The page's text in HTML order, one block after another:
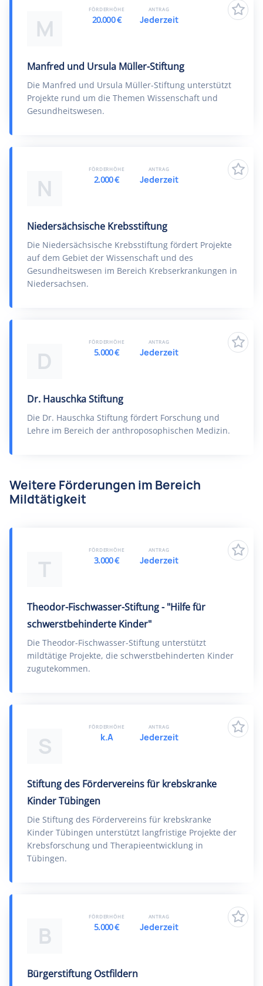
M
Manfred und Ursula Müller-Stiftung
Die Manfred und Ursula Müller-Stiftung unterstützt
Projekte rund um die Themen Wissenschaft und
Gesundheitswesen.
FÖRDERHÖHE
20.000 €
ANTRAG
Jederzeit
N
Niedersächsische Krebsstiftung
Die Niedersächsische Krebsstiftung fördert Projekte
auf dem Gebiet der Wissenschaft und des
Gesundheitswesen im Bereich Krebserkrankungen in
Niedersachsen.
FÖRDERHÖHE
2.000 €
ANTRAG
Jederzeit
D
Dr. Hauschka Stiftung
Die Dr. Hauschka Stiftung fördert Forschung und
Lehre im Bereich der anthroposophischen Medizin.
FÖRDERHÖHE
5.000 €
ANTRAG
Jederzeit
Weitere Förderungen im Bereich
Mildtätigkeit
T
Theodor-Fischwasser-Stiftung - "Hilfe für
schwerstbehinderte Kinder"
Die Theodor-Fischwasser-Stiftung unterstützt
mildtätige Projekte, die schwerstbehinderten Kinder
zugutekommen.
FÖRDERHÖHE
3.000 €
ANTRAG
Jederzeit
S
Stiftung des Fördervereins für krebskranke
Kinder Tübingen
Die Stiftung des Fördervereins für krebskranke
Kinder Tübingen unterstützt langfristige Projekte der
Krebsforschung und Therapieentwicklung in
Tübingen.
FÖRDERHÖHE
k.A
ANTRAG
Jederzeit
B
Bürgerstiftung Ostfildern
FÖRDERHÖHE
5.000 €
ANTRAG
Jederzeit